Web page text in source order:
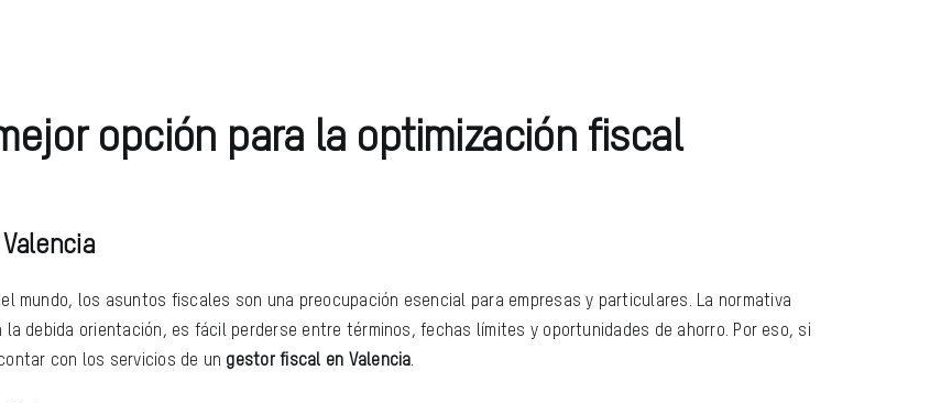
opción para la optimización fiscal
mundo, los asuntos fiscales son una preocupación esencial para empresas y particulares. La normativa
debida orientación, es fácil perderse entre términos, fechas límites y oportunidades de ahorro. Por eso, si
con los servicios de un gestor fiscal en Valencia.